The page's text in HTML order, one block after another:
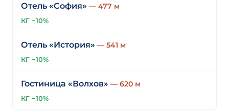
Отель «София» — 477 м
КГ −10%
Отель «История» — 541 м
КГ −10%
Гостиница «Волхов» — 620 м
КГ −10%